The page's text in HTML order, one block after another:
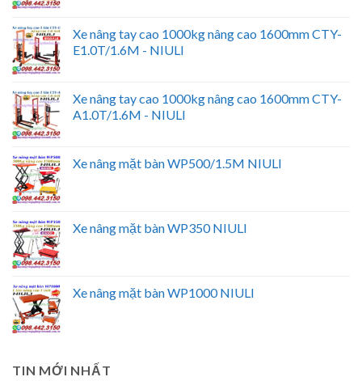
Xe nâng tay cao 1000kg nâng cao 1600mm CTY-
E1.0T/1.6M - NIULI
Xe nâng tay cao 1000kg nâng cao 1600mm CTY-
A1.0T/1.6M - NIULI
Xe nâng mặt bàn WP500/1.5M NIULI
Xe nâng mặt bàn WP350 NIULI
Xe nâng mặt bàn WP1000 NIULI
TIN MỚI NHẤT